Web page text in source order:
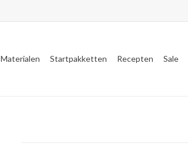
Materialen Startpakketten Recepten Sale